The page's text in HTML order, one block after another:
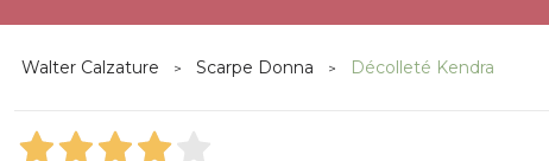
Walter Calzature Scarpe Donna Décolleté Kendra